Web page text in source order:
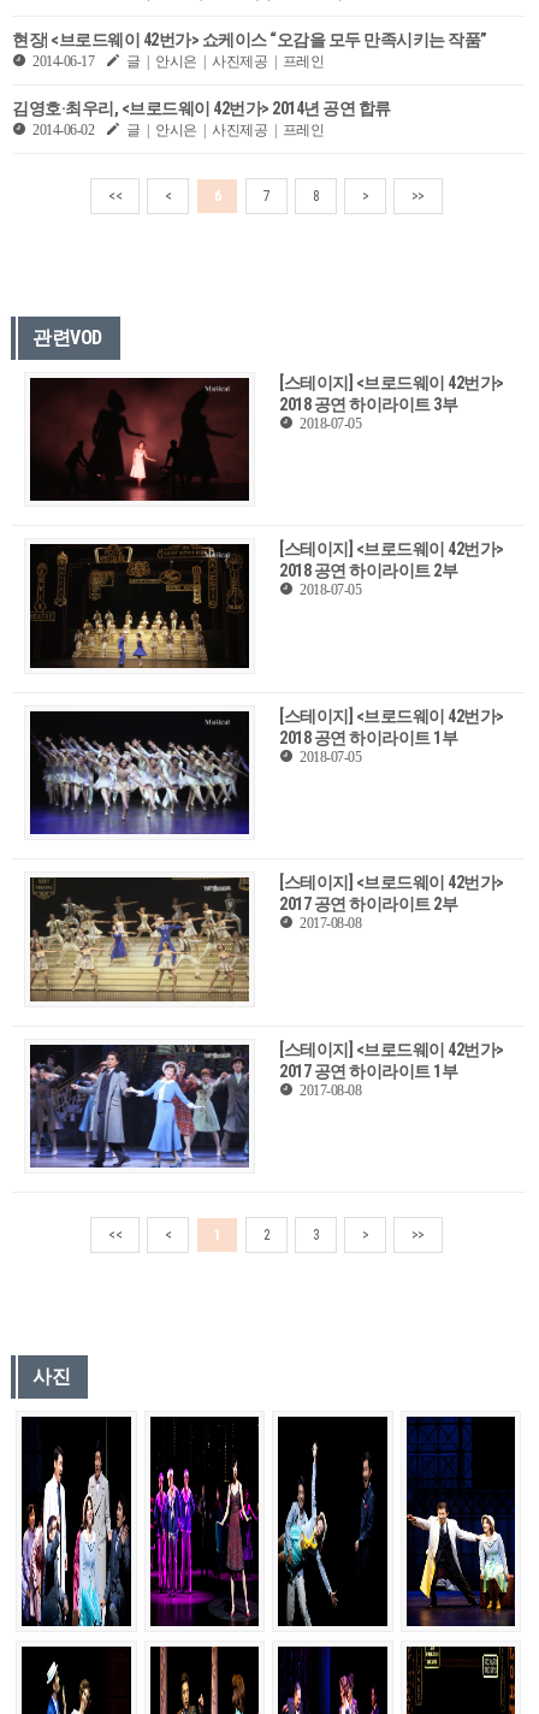
현장| <브로드웨이 42번가> 쇼케이스 “오감을 모두 만족시키는 작품”
2014-06-17 글 | 안시은 | 사진제공 | 프레인
김영호·최우리, <브로드웨이 42번가> 2014년 공연 합류
2014-06-02 글 | 안시은 | 사진제공 | 프레인
<< < 6 7 8 > >>
관련VOD
[스테이지] <브로드웨이 42번가>
2018 공연 하이라이트 3부
2018-07-05
[스테이지] <브로드웨이 42번가>
2018 공연 하이라이트 2부
2018-07-05
[스테이지] <브로드웨이 42번가>
2018 공연 하이라이트 1부
2018-07-05
[스테이지] <브로드웨이 42번가>
2017 공연 하이라이트 2부
2017-08-08
[스테이지] <브로드웨이 42번가>
2017 공연 하이라이트 1부
2017-08-08
<< < 1 2 3 > >>
사진